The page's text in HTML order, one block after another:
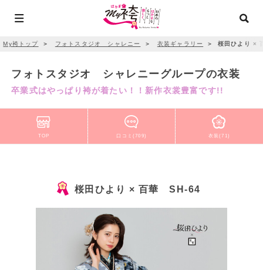
My袴トップ ＞ フォトスタジオ シャレニー ＞ 衣装ギャラリー ＞ 桜田ひより ×
フォトスタジオ シャレニーグループの衣装
卒業式はやっぱり袴が着たい！！新作衣裳豊富です!!
TOP 口コミ(709) 衣装(71)
桜田ひより × 百華 SH-64